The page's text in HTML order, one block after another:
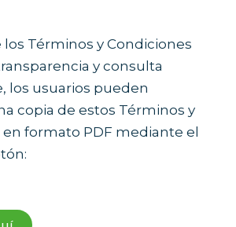
los Términos y Condiciones
y consulta
los usuarios pueden
copia de estos Términos y
formato PDF mediante el